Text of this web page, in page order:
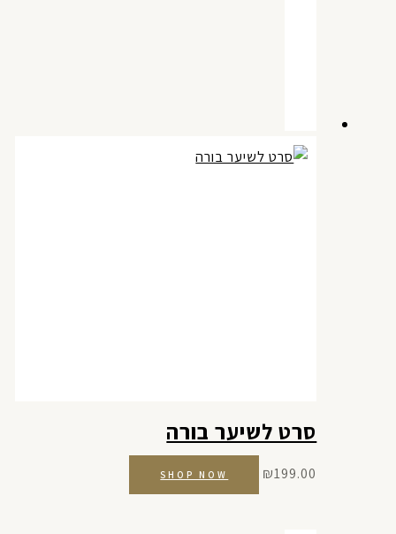
סרט לשיער בורה
₪199.00
SHOP NOW